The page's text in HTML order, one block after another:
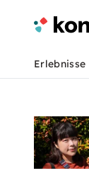
Erlebnisse